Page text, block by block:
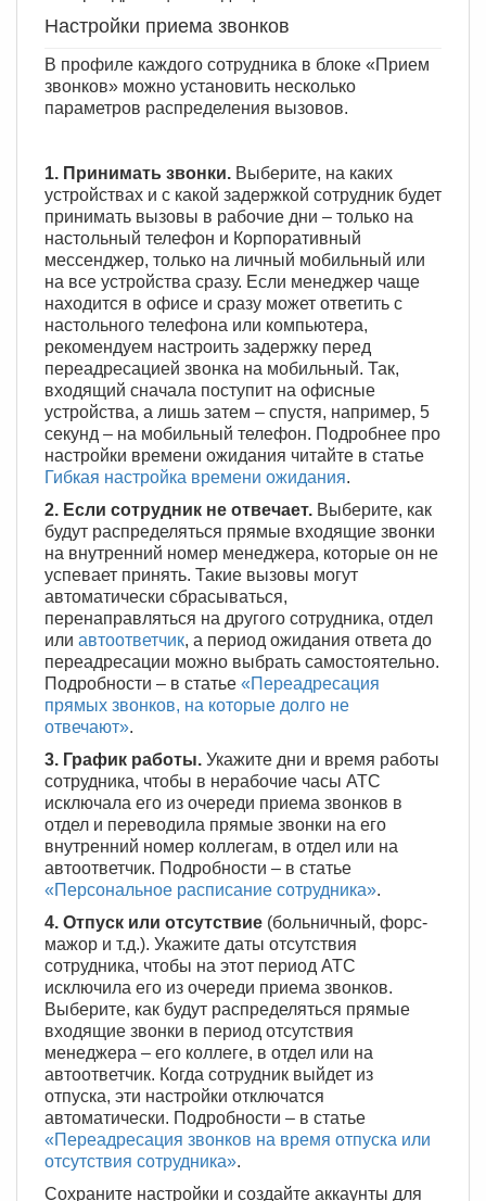
Настройки приема звонков
В профиле каждого сотрудника в блоке «Прием
звонков» можно установить несколько
параметров распределения вызовов.
1. Принимать звонки. Выберите, на каких
устройствах и с какой задержкой сотрудник будет
принимать вызовы в рабочие дни – только на
настольный телефон и Корпоративный
мессенджер, только на личный мобильный или
на все устройства сразу. Если менеджер чаще
находится в офисе и сразу может ответить с
настольного телефона или компьютера,
рекомендуем настроить задержку перед
переадресацией звонка на мобильный. Так,
входящий сначала поступит на офисные
устройства, а лишь затем – спустя, например, 5
секунд – на мобильный телефон. Подробнее про
настройки времени ожидания читайте в статье
Гибкая настройка времени ожидания.
2. Если сотрудник не отвечает. Выберите, как
будут распределяться прямые входящие звонки
на внутренний номер менеджера, которые он не
успевает принять. Такие вызовы могут
автоматически сбрасываться,
перенаправляться на другого сотрудника, отдел
или автоответчик, а период ожидания ответа до
переадресации можно выбрать самостоятельно.
Подробности – в статье «Переадресация
прямых звонков, на которые долго не
отвечают».
3. График работы. Укажите дни и время работы
сотрудника, чтобы в нерабочие часы АТС
исключала его из очереди приема звонков в
отдел и переводила прямые звонки на его
внутренний номер коллегам, в отдел или на
автоответчик. Подробности – в статье
«Персональное расписание сотрудника».
4. Отпуск или отсутствие (больничный, форс-
мажор и т.д.). Укажите даты отсутствия
сотрудника, чтобы на этот период АТС
исключила его из очереди приема звонков.
Выберите, как будут распределяться прямые
входящие звонки в период отсутствия
менеджера – его коллеге, в отдел или на
автоответчик. Когда сотрудник выйдет из
отпуска, эти настройки отключатся
автоматически. Подробности – в статье
«Переадресация звонков на время отпуска или
отсутствия сотрудника».
Сохраните настройки и создайте аккаунты для